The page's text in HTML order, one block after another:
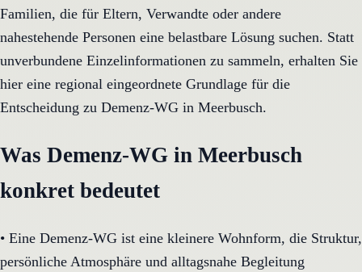
Familien, die für Eltern, Verwandte oder andere
nahestehende Personen eine belastbare Lösung suchen. Statt
unverbundene Einzelinformationen zu sammeln, erhalten Sie
hier eine regional eingeordnete Grundlage für die
Entscheidung zu Demenz-WG in Meerbusch.
Was Demenz-WG in Meerbusch
konkret bedeutet
• Eine Demenz-WG ist eine kleinere Wohnform, die Struktur,
persönliche Atmosphäre und alltagsnahe Begleitung